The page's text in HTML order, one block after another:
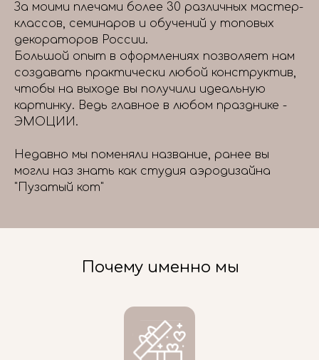
За моими плечами более 30 различных мастер-
классов, семинаров и обучений у топовых
декораторов России.
Большой опыт в оформлениях позволяет нам
создавать практически любой конструктив,
чтобы на выходе вы получили идеальную
картинку. Ведь главное в любом празднике -
ЭМОЦИИ.
Недавно мы поменяли название, ранее вы
могли наз знать как студия аэродизайна
"Пузатый кот"
Почему именно мы